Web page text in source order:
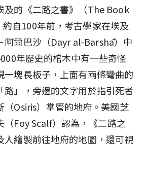
及的《二路之書》（The Book
自100年前，考古學家在埃及
阿爾巴沙（Dayr al-Barshā）中
年歷史的棺木中有一些奇怪
一塊長板子，上面有兩條彎曲的
路」，旁邊的文字用於指引死者
（Osiris）掌管的地府。美國芝
（Foy Scalf）認為，《二路之
人繪製前往地府的地圖，還可視